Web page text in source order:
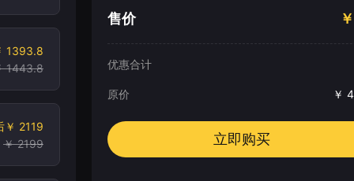
1393.8
1443.8
￥ 2119
￥ 2199
售价 ￥
优惠合计
原价 ￥
立即购买